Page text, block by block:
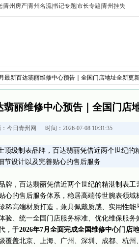
青州房产青州名流书记专题 市长专题 青州挂失
最新百达翡丽维修中心预告｜全国门店地址全新更
翡丽维修中心预告｜全国门店
今日青州网 时间：2026-07-08 10:31:35
顶级制表品牌，百达翡丽凭借近两个世纪的
节设计以及完善贴心的售后服务
牌，百达翡丽凭借近两个世纪的精湛制表工
心的售后服务体系，稳居高端传世腕表领域
稀高端材质打造，兼具佩戴质感、实用性能
验、统一全国门店服务标准、优化维保服务
，于2026年7月全面完成全国维修中心门店
覆盖北京、上海、广州、深圳、成都、杭州